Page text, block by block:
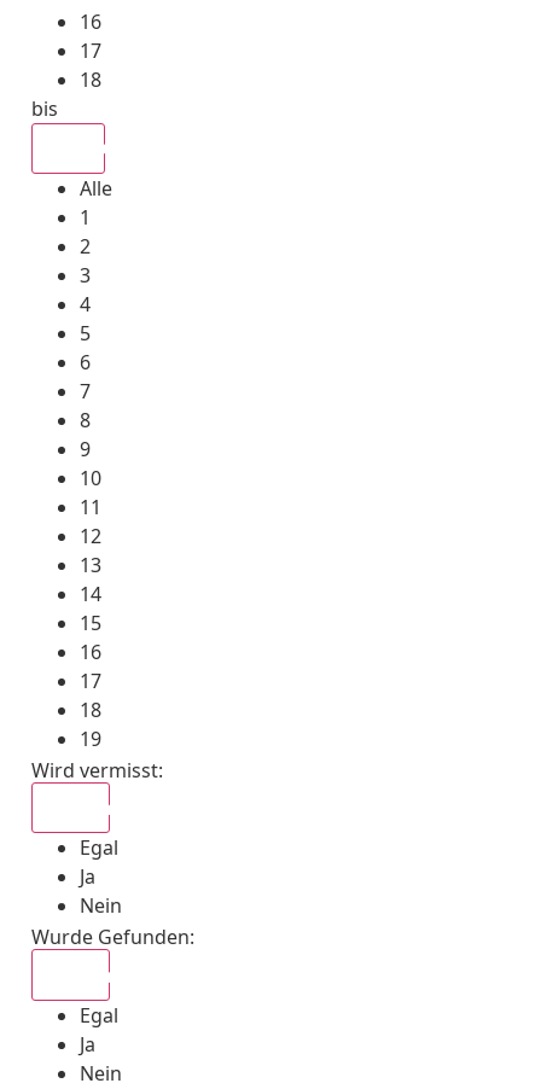
16
17
18
bis
Alle
1
2
3
4
5
6
7
8
9
10
11
12
13
14
15
16
17
18
19
Wird vermisst:
Egal
Ja
Nein
Wurde Gefunden:
Egal
Ja
Nein